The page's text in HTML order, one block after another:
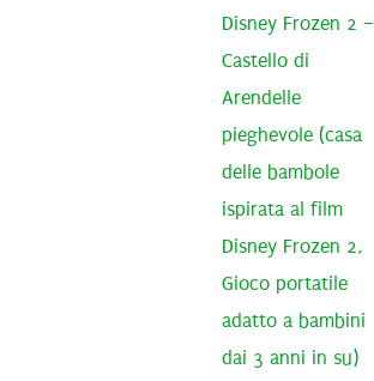
Disney Frozen 2 –
Castello di
Arendelle
pieghevole (casa
delle bambole
ispirata al film
Disney Frozen 2,
Gioco portatile
adatto a bambini
dai 3 anni in su)